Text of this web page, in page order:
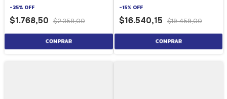
-25% OFF
$1.768,50 $2.358,00
-15% OFF
$16.540,15 $19.459,00